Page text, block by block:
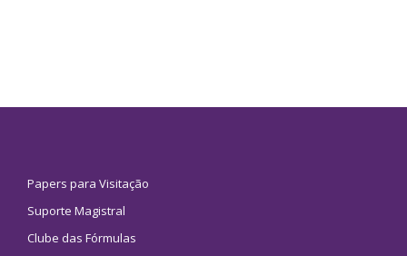
Papers para Visitação
Suporte Magistral
Clube das Fórmulas